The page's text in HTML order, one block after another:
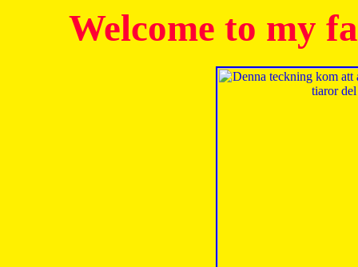
Welcome to my